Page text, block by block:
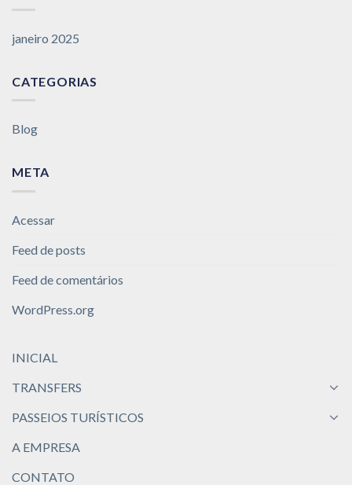
janeiro 2025
CATEGORIAS
Blog
META
Acessar
Feed de posts
Feed de comentários
WordPress.org
INICIAL
TRANSFERS
PASSEIOS TURÍSTICOS
A EMPRESA
CONTATO